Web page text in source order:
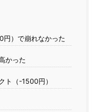
）で崩れなかった
かった
（-1500円）